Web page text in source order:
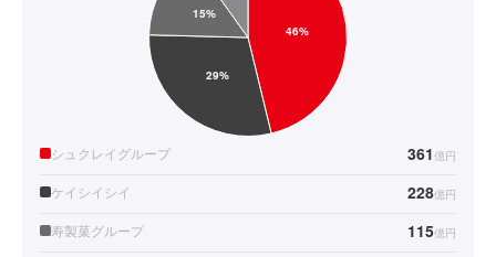
シュクレイグループ 361億円
ケイシイシイ 228億円
寿製菓グループ 115億円